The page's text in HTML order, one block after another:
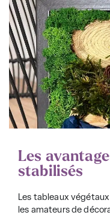
Les
stabilisés
Les tableaux
les amateurs de